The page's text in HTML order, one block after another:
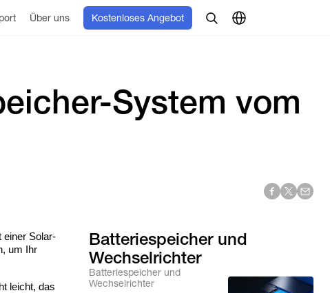
Über uns Kostenloses Angebot
System vom
einer Solar-
um Ihr
leicht, das
Batteriespeicher und
Wechselrichter
Batteriespeicher und
Wechselrichter